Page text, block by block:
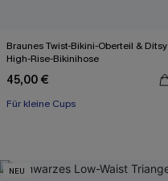
Braunes Twist-Bikini-Oberteil & Ditsy
High-Rise-Bikinihose
45,00 €
Für kleine Cups
NEU